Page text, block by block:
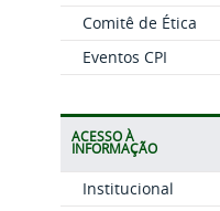
Comitê de Ética
Eventos CPI
ACESSO À
INFORMAÇÃO
Institucional